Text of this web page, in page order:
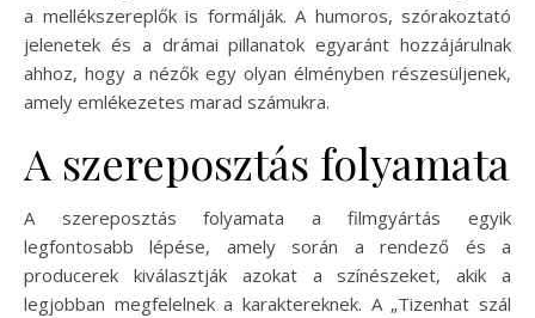
a mellékszereplők is formálják. A humoros, szórakoztató
jelenetek és a drámai pillanatok egyaránt hozzájárulnak
ahhoz, hogy a nézők egy olyan élményben részesüljenek,
amely emlékezetes marad számukra.
A szereposztás folyamata
A szereposztás folyamata a filmgyártás egyik
legfontosabb lépése, amely során a rendező és a
producerek kiválasztják azokat a színészeket, akik a
legjobban megfelelnek a karaktereknek. A „Tizenhat szál